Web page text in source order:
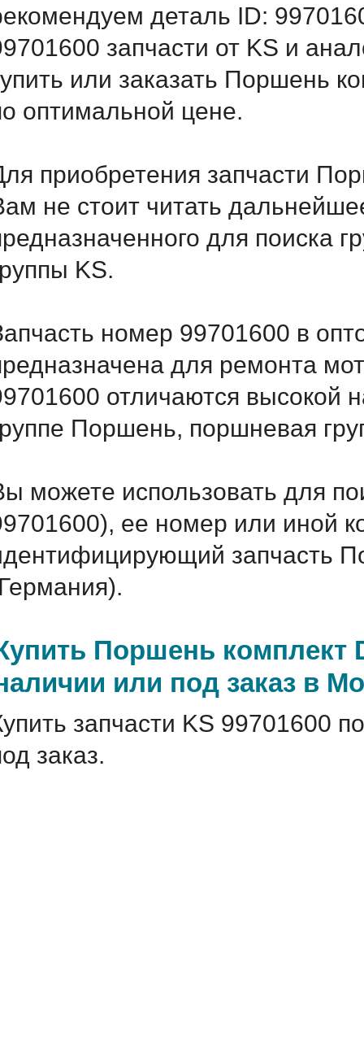
деталь ID:
запчасти от KS и
или заказать Поршень
оптимальной цене.
приобретения запчасти
не стоит читать
для поиска
KS.
номер 99701600 в
для ремонта
отличаются высокой
Поршень, поршневая
можете использовать для
ее номер или иной
запчасть
Поршень комплект
или под заказ в
запчасти KS 99701600
заказ.